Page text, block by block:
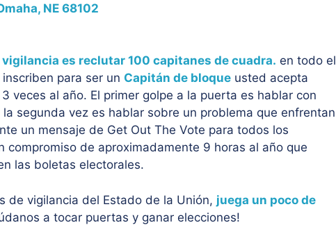
NE 68102
es reclutar 100 capitanes de cuadra. en todo el
para ser un Capitán de bloque usted acepta
veces al año. El primer golpe a la puerta es hablar con
segunda vez es hablar sobre un problema que enfrentan
un mensaje de Get Out The Vote para todos los
compromiso de aproximadamente 9 horas al año que
las boletas electorales.
de vigilancia del Estado de la Unión, juega un poco de
a tocar puertas y ganar elecciones!